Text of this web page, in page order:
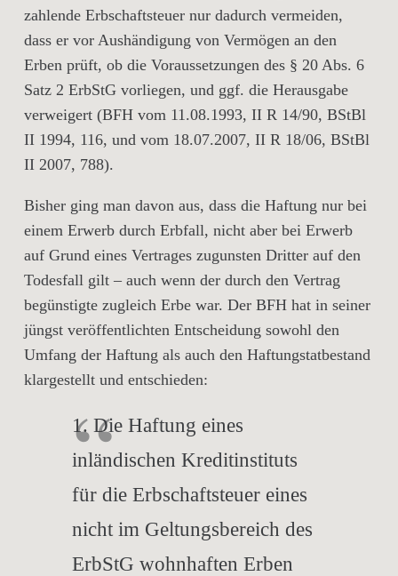
zahlende Erbschaftsteuer nur dadurch vermeiden,
dass er vor Aushändigung von Vermögen an den
Erben prüft, ob die Voraussetzungen des § 20 Abs. 6
Satz 2 ErbStG vorliegen, und ggf. die Herausgabe
verweigert (BFH vom 11.08.1993, II R 14/90, BStBl
II 1994, 116, und vom 18.07.2007, II R 18/06, BStBl
II 2007, 788).
Bisher ging man davon aus, dass die Haftung nur bei
einem Erwerb durch Erbfall, nicht aber bei Erwerb
auf Grund eines Vertrages zugunsten Dritter auf den
Todesfall gilt – auch wenn der durch den Vertrag
begünstigte zugleich Erbe war. Der BFH hat in seiner
jüngst veröffentlichten Entscheidung sowohl den
Umfang der Haftung als auch den Haftungstatbestand
klargestellt und entschieden:
1. Die Haftung eines
inländischen Kreditinstituts
für die Erbschaftsteuer eines
nicht im Geltungsbereich des
ErbStG wohnhaften Erben